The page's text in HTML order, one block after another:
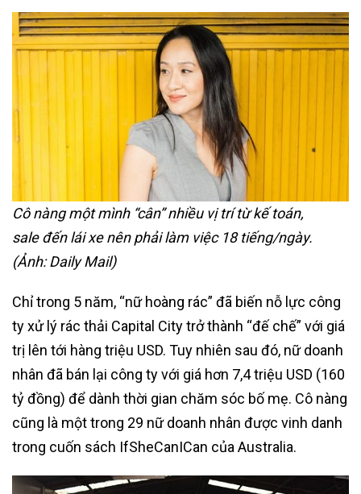
Cô nàng một mình “cân” nhiều vị trí từ kế toán,
sale đến lái xe nên phải làm việc 18 tiếng/ngày.
(Ảnh: Daily Mail)
Chỉ trong 5 năm, “nữ hoàng rác” đã biến nỗ lực công
ty xử lý rác thải Capital City trở thành “đế chế” với giá
trị lên tới hàng triệu USD. Tuy nhiên sau đó, nữ doanh
nhân đã bán lại công ty với giá hơn 7,4 triệu USD (160
tỷ đồng) để dành thời gian chăm sóc bố mẹ. Cô nàng
cũng là một trong 29 nữ doanh nhân được vinh danh
trong cuốn sách IfSheCanICan của Australia.